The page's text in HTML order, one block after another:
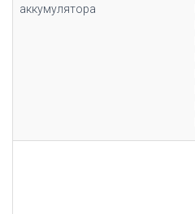
аккумулятора